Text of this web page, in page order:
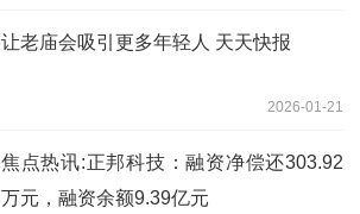
让老庙会吸引更多年轻人 天天快报
2026-01-21
焦点热讯:正邦科技：融资净偿还303.92
万元，融资余额9.39亿元